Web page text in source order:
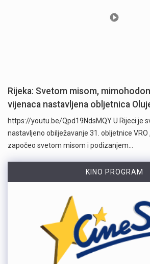
Rijeka: Svetom misom,
vijenaca nastavljena obljetnica
https://youtu.be/Qpd19NdsMQY U Rijeci je
nastavljeno obilježavanje 31. obljetnice VRO
započeo svetom misom i podizanjem…
KINO PROGRAM